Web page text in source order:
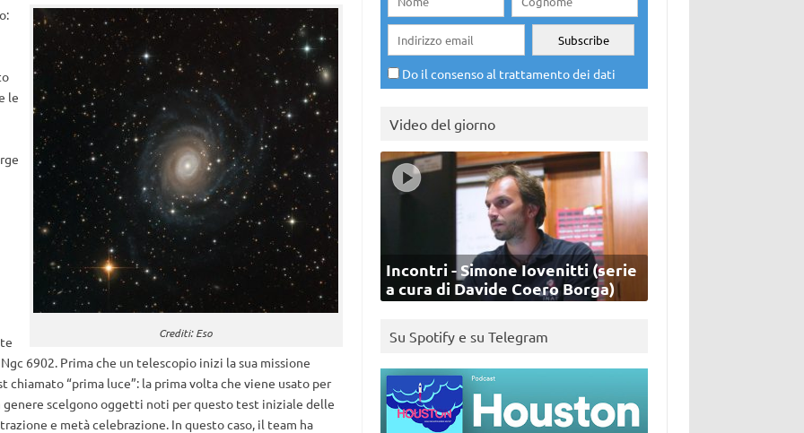
Crediti: Eso
le
6902. Prima che un telescopio inizi la sua missione
chiamato “prima luce”: la prima volta che viene usato per
genere scelgono oggetti noti per questo test iniziale delle
e metà celebrazione. In questo caso, il team ha
Do il consenso al trattamento dei dati
Video del giorno
Incontri - Simone Iovenitti (serie
a cura di Davide Coero Borga)
Su Spotify e su Telegram